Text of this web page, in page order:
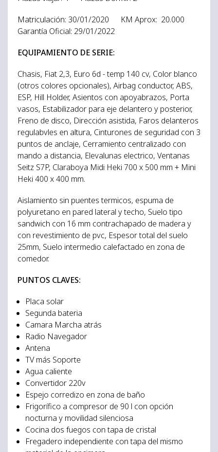
Matriculación: 30/01/2020 KM Aprox: 20.000
Garantía Oficial: 29/01/2022
EQUIPAMIENTO DE SERIE:
Chasis, Fiat 2,3, Euro 6d - temp 140 cv, Color blanco
(otros colores opcionales), Airbag conductor, ABS,
ESP, Hill Holder, Asientos con apoyabrazos, Porta
vasos, Estabilizador para eje delantero y posterior,
Freno de disco, Dirección asistida, Faros delanteros
regulabvles en altura, Cinturones de seguridad con 3
puntos de anclaje, Cerramiento centralizado con
mando a distancia, Elevalunas electrico, Ventanas
Seitz S7P, Claraboya Midi Heki 700 x 500 mm + Mini
Heki 400 x 400 mm.
Aislamiento sin puentes termicos, espuma de
polyuretano en pared lateral y techo, Suelo tipo
sandwich con 16 mm contrachapado de madera y
con revestimiento de pvc, Espesor total del suelo
25mm, Suelo intermedio calefactado en zona de
comedor.
PUNTOS CLAVES:
Placa solar
Segunda bateria
Camara Marcha atrás
Radio Navegador
Antena
TV más Soporte
Agua caliente
Convertidor 220v
Espejo corredizo en zona de baño
Frigorífico a compresor de 90 l con opción
nocturna y movilidad silenciosa
Cocina dos fuegos con tapa de cristal
Fregadero independiente con tapa del mismo